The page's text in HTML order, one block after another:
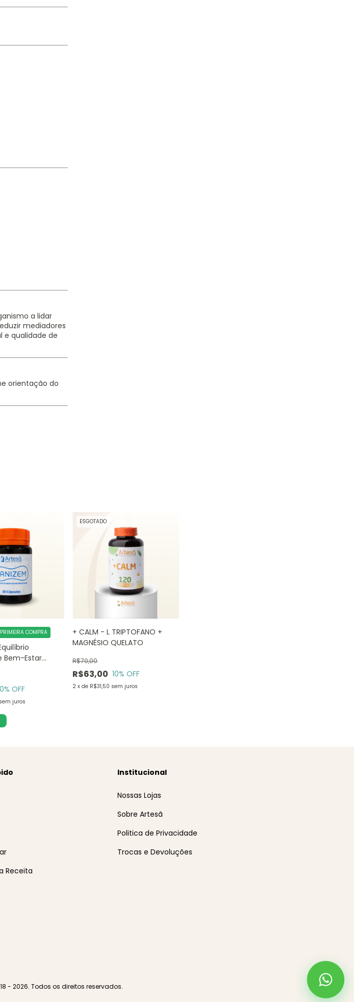
a lidar
mediadores
e qualidade de
orientação do
Bem-Estar
% OFF
sem juros
COMPRA
ESGOTADO
+ CALM - L TRIPTOFANO +
MAGNÉSIO QUELATO
R$63,00
R$70,00
10% OFF
2 xde R$31,50 sem juros
Receita
Institucional
Nossas Lojas
Sobre Artesã
Politica de Privacidade
Trocas e Devoluções
- 2026. Todos os direitos reservados.